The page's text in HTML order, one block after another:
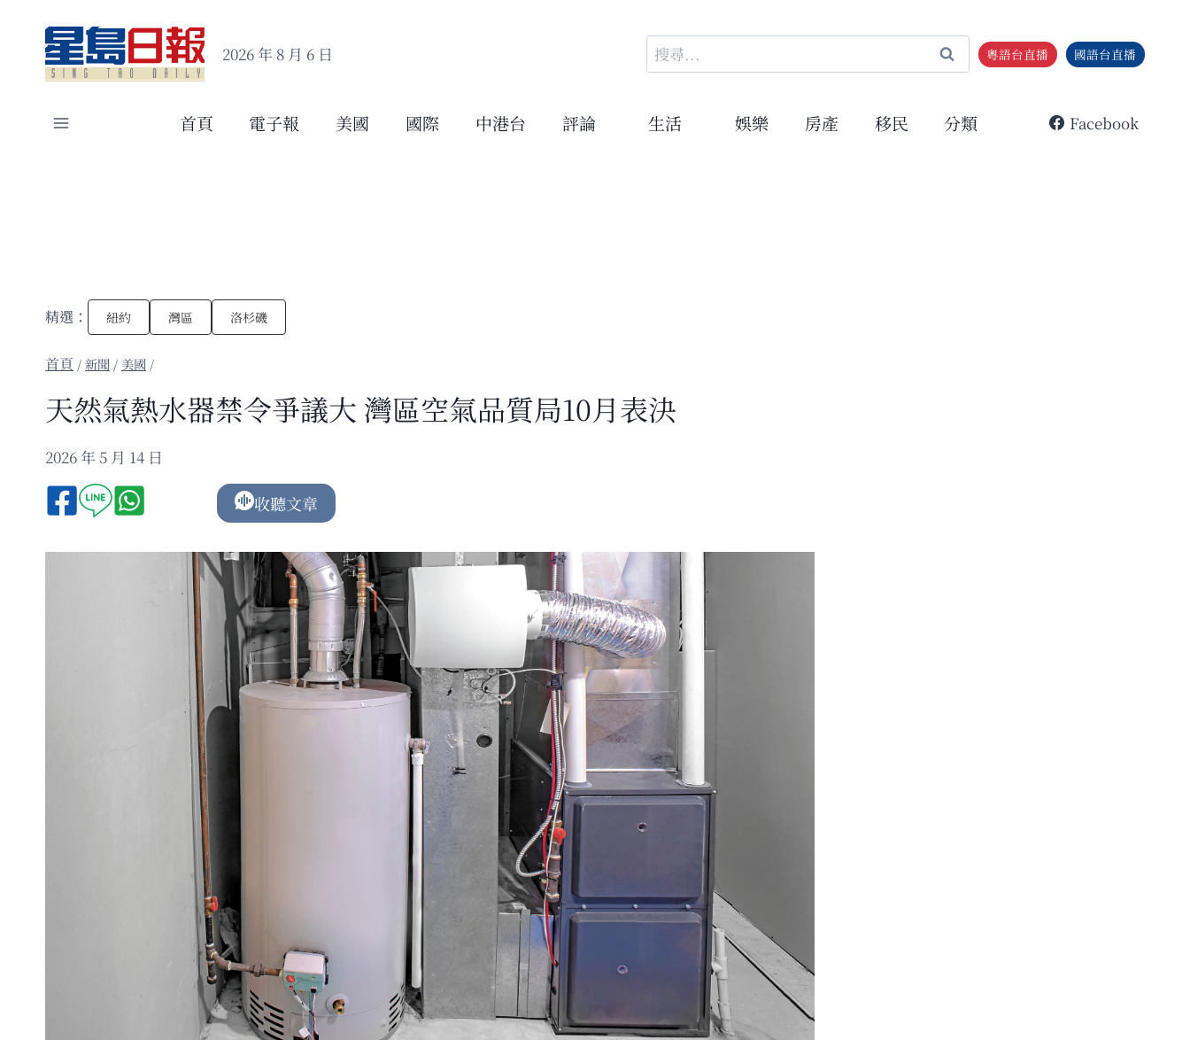
content
2026 年 8 月 6 日
搜
尋
鍵
粵語台直播 國語台直播
首頁 電子報 美國 國際 中港台 評論 生活 娛樂 房產 移民 分類 Facebook
精選： 紐約 灣區 洛杉磯
/新聞 / 美國 /
天然氣熱水器禁令爭議大 灣區空氣品質局10月表決
2026 年 5 月 14 日
收聽文章